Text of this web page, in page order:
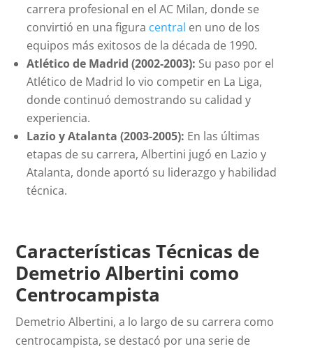
carrera profesional en el AC Milan, donde se
convirtió en una figura central en uno de los
equipos más exitosos de la década de 1990.
Atlético de Madrid (2002-2003): Su paso por el
Atlético de Madrid lo vio competir en La Liga,
donde continuó demostrando su calidad y
experiencia.
Lazio y Atalanta (2003-2005): En las últimas
etapas de su carrera, Albertini jugó en Lazio y
Atalanta, donde aportó su liderazgo y habilidad
técnica.
Características Técnicas de
Demetrio Albertini como
Centrocampista
Demetrio Albertini, a lo largo de su carrera como
centrocampista, se destacó por una serie de